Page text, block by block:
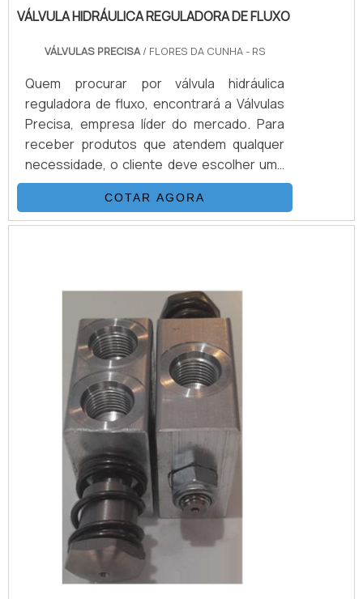
VÁLVULA HIDRÁULICA REGULADORA DE FLUXO
VÁLVULAS PRECISA/ FLORES DA CUNHA - RS
Quem procurar por válvula hidráulica
reguladora de fluxo, encontrará a Válvulas
Precisa, empresa líder do mercado. Para
receber produtos que atendem qualquer
necessidade, o cliente deve escolher uma
organização que se destaque por um bom
suporte pré-venda e tenha ampla
experiência no ramo.Quando o desejo é
cliente encontrará precisão e 70 modelos
COTAR AGORA